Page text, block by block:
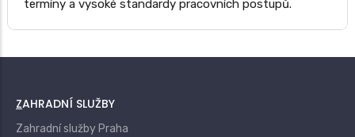
termíny a vysoké standardy pracovních postupů.
ZAHRADNÍ SLUŽBY
Zahradní služby Praha